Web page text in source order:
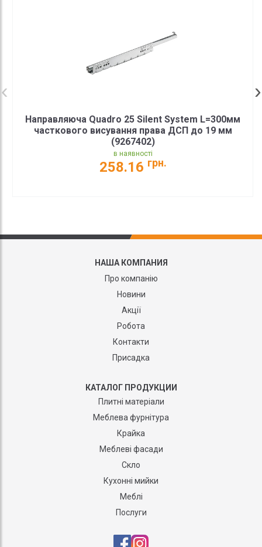
Направляюча Quadro 25 Silent System L=300мм
часткового висування права ДСП до 19 мм
(9267402)
в наявності
258.16 грн.
НАША КОМПАНИЯ
Про компанію
Новини
Акції
Робота
Контакти
Присадка
КАТАЛОГ ПРОДУКЦИИ
Плитні матеріали
Меблева фурнітура
Крайка
Меблеві фасади
Скло
Кухонні мийки
Меблі
Послуги